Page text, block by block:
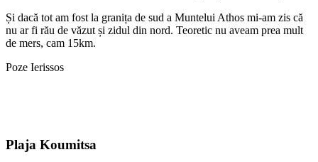
Și dacă tot am fost la granița de sud a Muntelui Athos mi-am zis că
nu ar fi rău de văzut și zidul din nord. Teoretic nu aveam prea mult
de mers, cam 15km.
Poze Ierissos
Plaja Koumitsa